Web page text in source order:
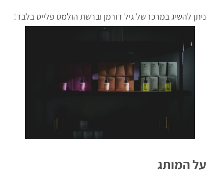
ניתן להשיג במרכז של גיל דורמן וברשת הולמס פלייס בלבד!
על המותג